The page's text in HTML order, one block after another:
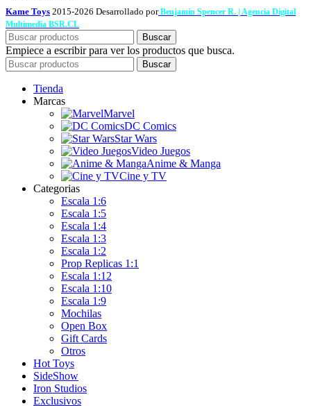
Kame Toys 2015-2026 Desarrollado porBenjamín Spencer R. | Agencia Digital
Multimedia BSR.CL
Buscar
Empiece a escribir para ver los productos que busca.
Buscar
Tienda
Marcas
Marvel
DC Comics
Star Wars
Video Juegos
Anime & Manga
Cine y TV
Categorias
Escala 1:6
Escala 1:5
Escala 1:4
Escala 1:3
Escala 1:2
Prop Replicas 1:1
Escala 1:12
Escala 1:10
Escala 1:9
Mochilas
Open Box
Gift Cards
Otros
Hot Toys
SideShow
Iron Studios
Exclusivos